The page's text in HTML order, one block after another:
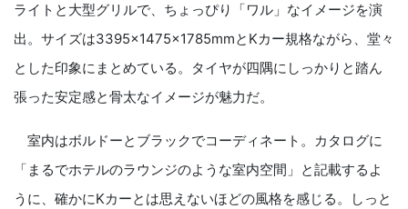
ライトと大型グリルで、ちょっぴり「ワル」なイメージを演
出。サイズは3395×1475×1785mmとKカー規格ながら、堂々
とした印象にまとめている。タイヤが四隅にしっかりと踏ん
張った安定感と骨太なイメージが魅力だ。
室内はボルドーとブラックでコーディネート。カタログに
「まるでホテルのラウンジのような室内空間」と記載するよ
うに、確かにKカーとは思えないほどの風格を感じる。しっと